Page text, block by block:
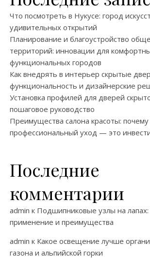
Что посмотреть в Нукусе: город
удивительных открытий
Планирование и благоустройство
территорий: инновации для
функциональных городов
Как внедрять в интерьер скрытые
функциональность и дизайнерские
Установка профилей для дверей
пошаговое руководство
Преимущества салона красоты: почему
профессиональный уход — это
Последние
комментарии
admin к Подшипниковые узлы на
применение и преимущества
admin к Какое освещение лучше
газона и альпийской горки